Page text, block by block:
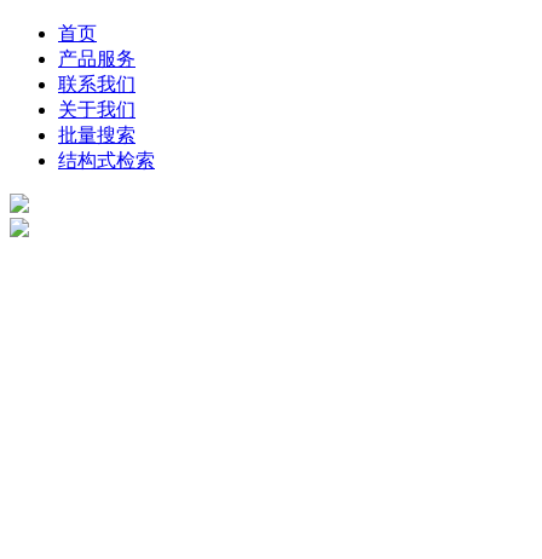
首页
产品服务
联系我们
关于我们
批量搜索
结构式检索